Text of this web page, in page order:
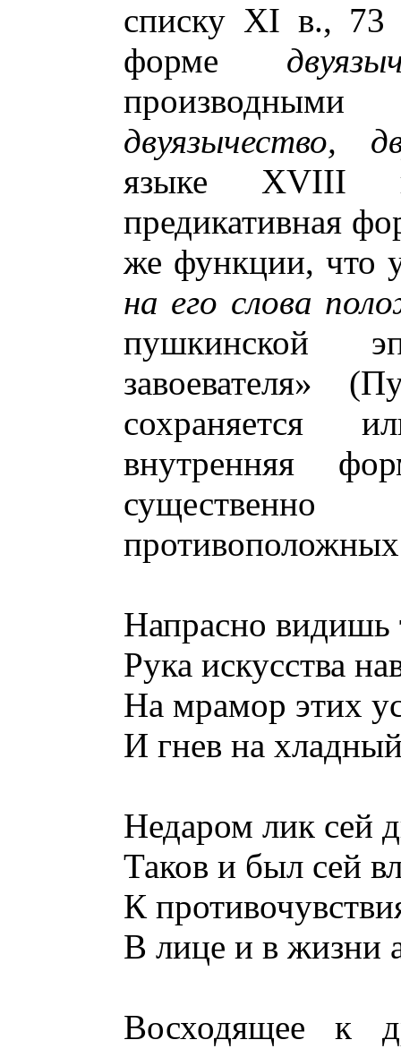
списку XI в.,
форме
двуязычество,
языке ХVIII
предикативная
же функции,
на его слова
пушкинской
завоевателя»
сохраняется
внутренняя
Напрасно видишь
Рука искусства
На мрамор этих
И гнев на
Недаром лик сей
Таков и был сей
К
В лице и в жизни
Восходящее к